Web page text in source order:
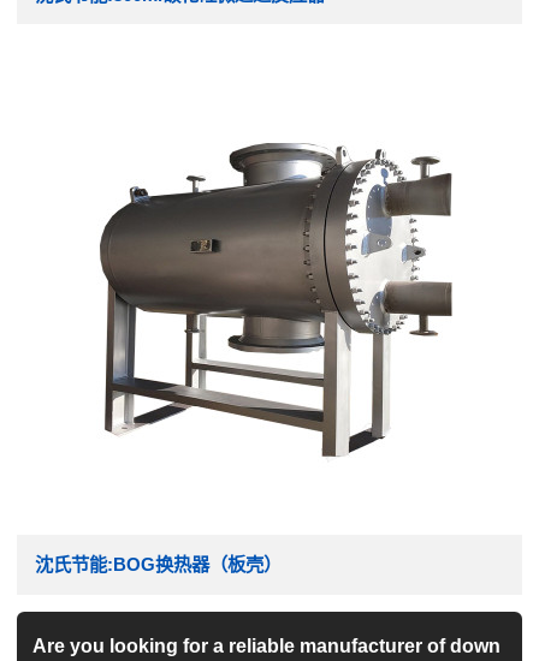
沈氏节能:BOG换热器（板壳）
Are you looking for a reliable manufacturer of down